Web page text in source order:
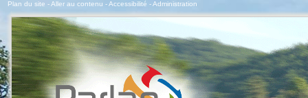
Plan du site -Aller au contenu -Accessibilité -Administration